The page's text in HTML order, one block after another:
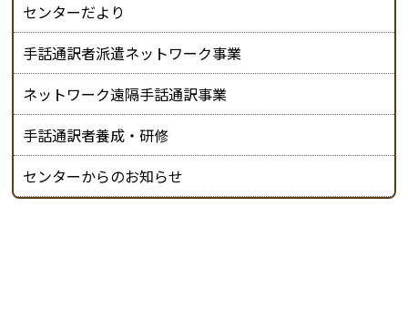
センターだより
手話通訳者派遣ネットワーク事業
ネットワーク遠隔手話通訳事業
手話通訳者養成・研修
センターからのお知らせ